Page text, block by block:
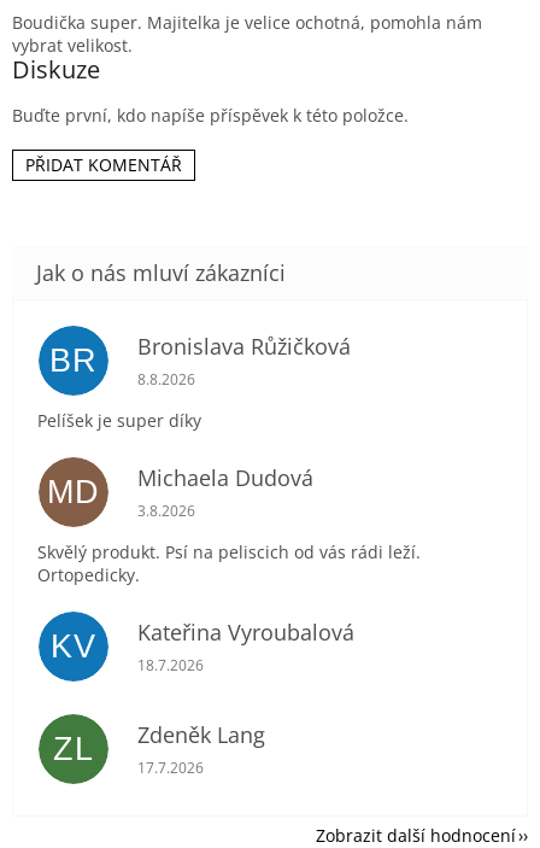
Boudička super. Majitelka je velice ochotná, pomohla nám
vybrat velikost.
Diskuze
Buďte první, kdo napíše příspěvek k této položce.
PŘIDAT KOMENTÁŘ
BR Bronislava Růžičková
Hodnocení obchodu je 5 z 5 hvězdiček.
8.8.2026
Pelíšek je super díky
MD Michaela Dudová
Hodnocení obchodu je 5 z 5 hvězdiček.
3.8.2026
Skvělý produkt. Psí na peliscich od vás rádi leží.
Ortopedicky.
KV Kateřina Vyroubalová
Hodnocení obchodu je 5 z 5 hvězdiček.
18.7.2026
ZL Zdeněk Lang
Hodnocení obchodu je 5 z 5 hvězdiček.
17.7.2026
Zobrazit další hodnocení